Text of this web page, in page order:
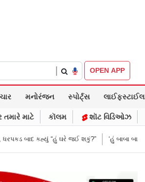
OPEN APP
મનોરંજન સ્પોર્ટ્સ લાઈફસ્ટાઈલ
તમારે માટે કૉલમ શૉટ વિડિઓઝ
બાગેશ્વર નથી...’: IIT દિલ્હીમાં વિદ્યાર્થીઓ સાથે